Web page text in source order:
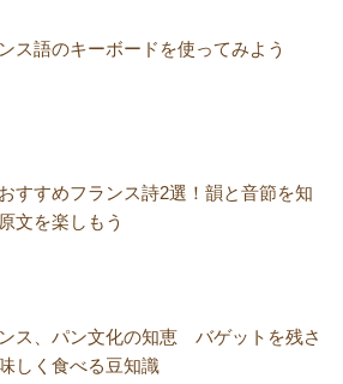
ス語のキーボードを使ってみよう
すすめフランス詩2選！韻と音節を知
文を楽しもう
ス、パン文化の知恵 バゲットを残さ
しく食べる豆知識